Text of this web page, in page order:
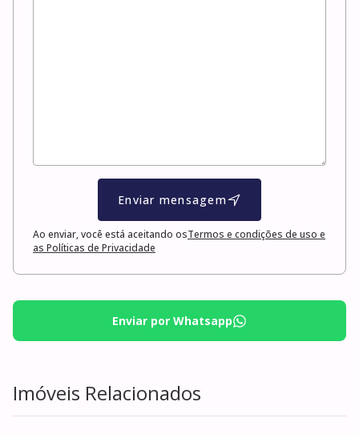
Enviar mensagem
Ao enviar, você está aceitando osTermos e condições de uso e
as Políticas de Privacidade
Enviar por Whatsapp
Imóveis Relacionados